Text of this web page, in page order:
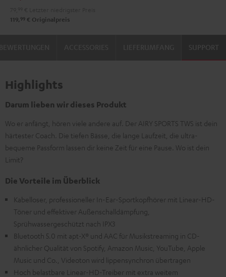
119, 99 € Originalpreis
SUPPORT
Highlights
Darum lieben wir dieses Produkt
Wo er anfängt, hören viele andere auf. Der AIRY SPORTS TWS ist dein
härtester Coach. Die tiefen Bässe, die lange Laufzeit, die ultra-
bequeme Passform lassen dir keine Zeit für eine Pause. Wo ist dein
Limit?
Die Vorteile im Überblick
Kabelloser, professioneller In-Ear-Sportkopfhörer mit Linear-HD-
Töner und effektiver Außenschalldämpfung,
Sprühwassergeschützt nach IPX3
Bluetooth 5.0 mit apt-X® und AAC für Musikstreaming in CD-
ähnlicher Qualität von Spotify, Amazon Music, YouTube, Apple
Music und Co., Videoton wird lippensynchron übertragen
Hoch belastbare Linear-HD-Treiber mit extra weitem